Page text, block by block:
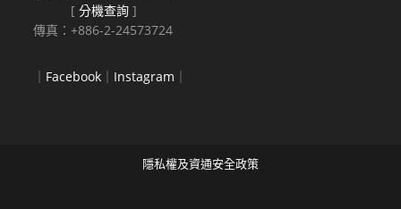
[分機查詢 ]
傳真：+886-2-24573724
｜ Facebook ｜ Instagram ｜
隱私權及資通安全政策